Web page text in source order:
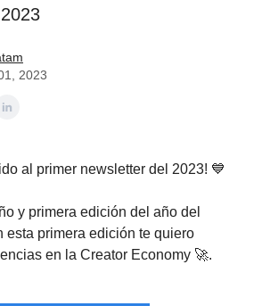
2023
al primer newsletter del 2023! 💙
y primera edición del año del
esta primera edición te quiero
en la Creator Economy 🚀.